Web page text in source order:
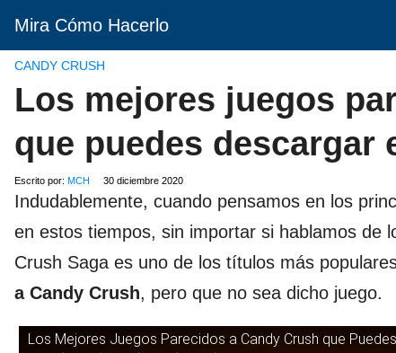
Mira Cómo Hacerlo
CANDY CRUSH
Los mejores juegos
que puedes descargar
Escrito por: MCH 30 diciembre 2020
Indudablemente, cuando pensamos en los
en estos tiempos, sin importar si hablamos de
Crush Saga es uno de los títulos más
a Candy Crush, pero que no sea dicho juego.
Los Mejores Juegos Parecidos a Candy Crush que